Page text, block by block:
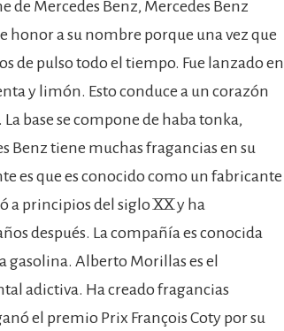
de Mercedes Benz, Mercedes Benz
honor a su nombre porque una vez que
de pulso todo el tiempo. Fue lanzado en
y limón. Esto conduce a un corazón
base se compone de haba tonka,
Benz tiene muchas fragancias en su
es que es conocido como un fabricante
a principios del siglo XX y ha
después. La compañía es conocida
Alberto Morillas es el
adictiva. Ha creado fragancias
el premio Prix François Coty por su